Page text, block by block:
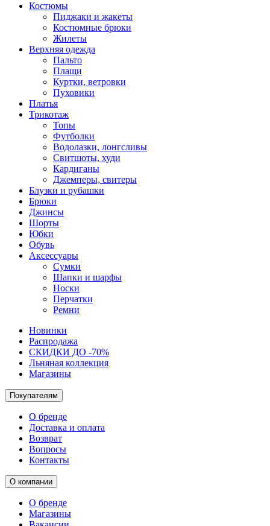
Костюмы
Пиджаки и жакеты
Костюмные брюки
Жилеты
Верхняя одежда
Пальто
Плащи
Куртки, ветровки
Пуховики
Платья
Трикотаж
Топы
Футболки
Водолазки, лонгсливы
Свитшоты, худи
Кардиганы
Джемперы, свитеры
Блузки и рубашки
Брюки
Джинсы
Шорты
Юбки
Обувь
Аксессуары
Сумки
Шапки и шарфы
Носки
Перчатки
Ремни
Новинки
Распродажа
СКИДКИ ДО -70%
Льняная коллекция
Магазины
Покупателям
О бренде
Доставка и оплата
Возврат
Вопросы
Контакты
О компании
О бренде
Магазины